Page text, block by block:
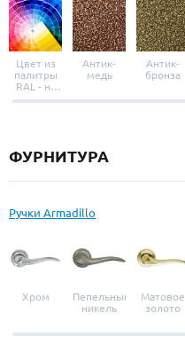
Цвет из
палитры
RAL - на
выбор
Антик-
медь
Антик-
бронза
ФУРНИТУРА
Ручки Armadillo
Хром
Пепельный
никель
Матовое
золото